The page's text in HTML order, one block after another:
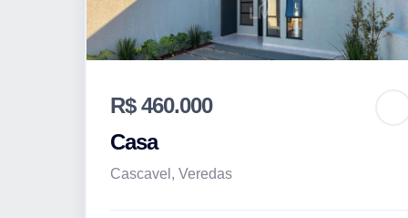
R$ 460.000
Casa
Cascavel, Veredas